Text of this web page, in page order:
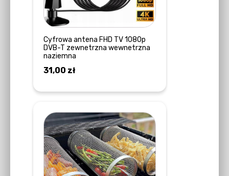
Cyfrowa antena FHD TV 1080p
DVB-T zewnetrzna wewnetrzna
naziemna
31,00 zł